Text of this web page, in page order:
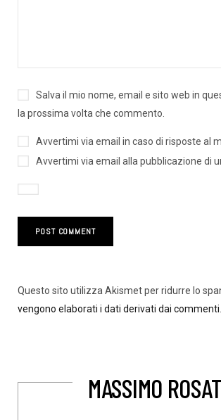
Salva il mio nome, email e sito web in
la prossima volta che commento.
Avvertimi via email in caso di risposte al
Avvertimi via email alla pubblicazione di
Questo sito utilizza Akismet per ridurre lo
vengono elaborati i dati derivati dai commenti
MASSIMO